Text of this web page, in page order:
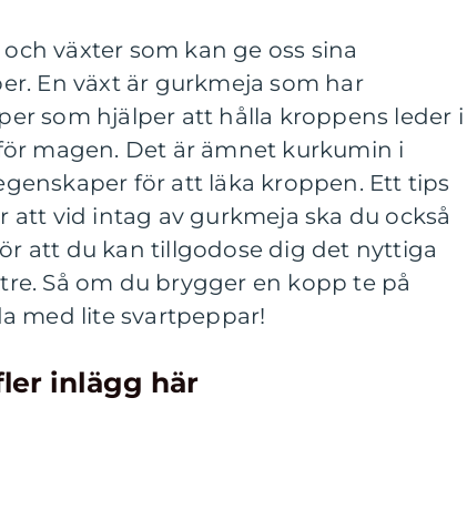
växter som kan ge oss sina
En växt är gurkmeja som har
som hjälper att hålla kroppens leder i
magen. Det är ämnet kurkumin i
för att läka kroppen. Ett tips
att vid intag av gurkmeja ska du också
att du kan tillgodose dig det nyttiga
Så om du brygger en kopp te på
med lite svartpeppar!
inlägg här